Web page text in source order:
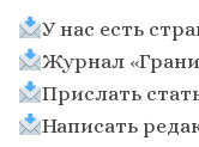
У нас есть
Журнал
Прислать
Написать